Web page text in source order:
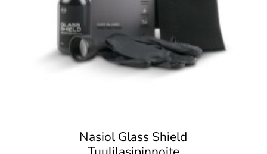
Nasiol Glass Shield